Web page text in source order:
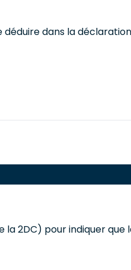
déduire dans la
2DC) pour indiquer